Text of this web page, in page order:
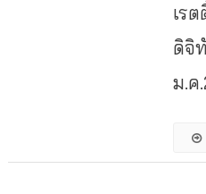
เร
ดิจิ
ม.ค